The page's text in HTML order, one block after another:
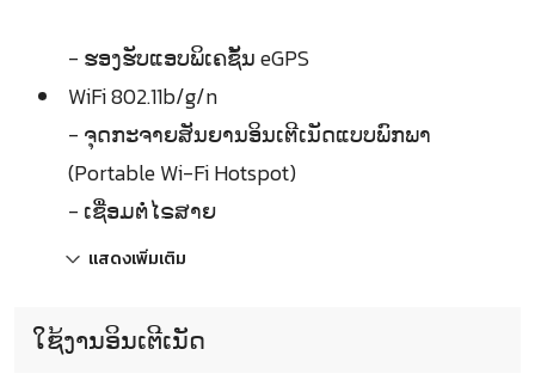
- ຮອງຮັບແອບພິເຄຊັ້ນ eGPS
WiFi 802.11b/g/n
- ຈຸດກະຈາຍສັນຍານອິນເຕີເນັດແບບພົກພາ
(Portable Wi-Fi Hotspot)
- ເຊື່ອມຕໍ່ໄຣສາຍ
แสดงเพิ่มเติม
ໃຊ້ງານອິນເຕີເນັດ